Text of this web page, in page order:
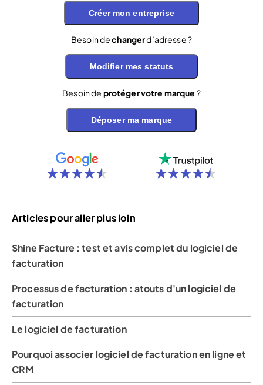
Créer mon entreprise
Besoin dechangerd’adresse ?
Modifier mes statuts
Besoin de protéger votre marque ?
Déposer ma marque
Articles pour aller plus loin
Shine Facture : test et avis complet du logiciel de
facturation
Processus de facturation : atouts d'un logiciel de
facturation
Le logiciel de facturation
Pourquoi associer logiciel de facturation en ligne et
CRM